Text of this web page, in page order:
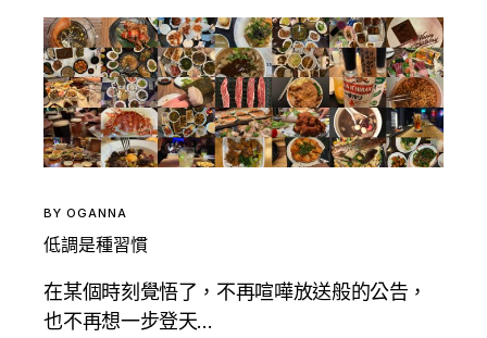
BY OGANNA
低調是種習慣
在某個時刻覺悟了，不再喧嘩放送般的公告，
也不再想一步登天...